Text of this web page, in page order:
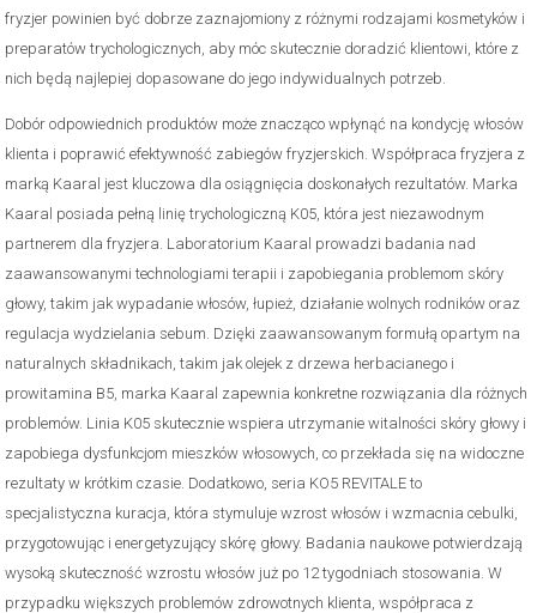
fryzjer powinien być dobrze zaznajomiony z różnymi rodzajami kosmetyków i
preparatów trychologicznych, aby móc skutecznie doradzić klientowi, które z
nich będą najlepiej dopasowane do jego indywidualnych potrzeb.
Dobór odpowiednich produktów może znacząco wpłynąć na kondycję włosów
klienta i poprawić efektywność zabiegów fryzjerskich. Współpraca fryzjera z
marką Kaaral jest kluczowa dla osiągnięcia doskonałych rezultatów. Marka
Kaaral posiada pełną linię trychologiczną K05, która jest niezawodnym
partnerem dla fryzjera. Laboratorium Kaaral prowadzi badania nad
zaawansowanymi technologiami terapii i zapobiegania problemom skóry
głowy, takim jak wypadanie włosów, łupież, działanie wolnych rodników oraz
regulacja wydzielania sebum. Dzięki zaawansowanym formułą opartym na
naturalnych składnikach, takim jak olejek z drzewa herbacianego i
prowitamina B5, marka Kaaral zapewnia konkretne rozwiązania dla różnych
problemów. Linia K05 skutecznie wspiera utrzymanie witalności skóry głowy i
zapobiega dysfunkcjom mieszków włosowych, co przekłada się na widoczne
rezultaty w krótkim czasie. Dodatkowo, seria KO5 REVITALE to
specjalistyczna kuracja, która stymuluje wzrost włosów i wzmacnia cebulki,
przygotowując i energetyzujący skórę głowy. Badania naukowe potwierdzają
wysoką skuteczność wzrostu włosów już po 12 tygodniach stosowania. W
przypadku większych problemów zdrowotnych klienta, współpraca z